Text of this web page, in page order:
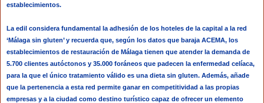
establecimientos.
La edil considera fundamental la adhesión de los hoteles de la capital a la red
‘Málaga sin gluten’ y recuerda que, según los datos que baraja ACEMA, los
establecimientos de restauración de Málaga tienen que atender la demanda de
5.700 clientes autóctonos y 35.000 foráneos que padecen la enfermedad celíaca,
para la que el único tratamiento válido es una dieta sin gluten. Además, añade
que la pertenencia a esta red permite ganar en competitividad a las propias
empresas y a la ciudad como destino turístico capaz de ofrecer un elemento